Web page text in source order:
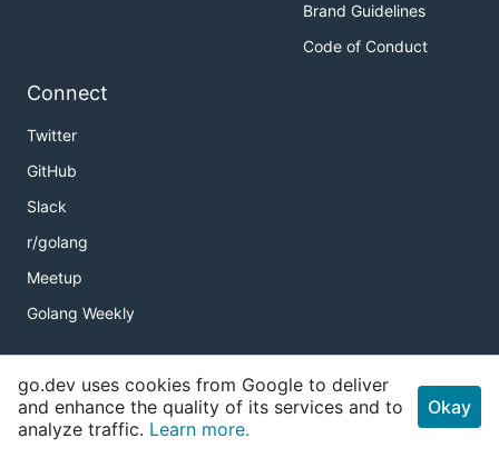
Brand Guidelines
Code of Conduct
Connect
Twitter
GitHub
Slack
r/golang
Meetup
Golang Weekly
Copyright
Terms of Service
go.dev uses cookies from Google to deliver
and enhance the quality of its services and to
analyze traffic. Learn more.
Okay